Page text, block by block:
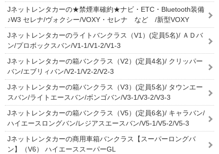
Jネットレンタカーの★禁煙車確約★ナビ・ETC・Bluetooth装備
♪W3 セレナ/ヴォクシー/VOXY・セレナ など /新型VOXY
Jネットレンタカーのライトバンクラス（V1）(定員5名)/ ＡＤバ
ン/プロボックスバン/V1-1/V1-2/V1-3
Jネットレンタカーの箱バンクラス（V2）(定員4名)/ クリッパー
バン/エブリィバン/V2-1/V2-2/V2-3
Jネットレンタカーの箱バンクラス（V3）(定員5名)/ タウンエー
スバン/ライトエースバン/ボンゴバン/V3-1/V3-2/V3-3
Jネットレンタカーの箱バンクラス（V5）(定員6名)/ キャラバン/
ハイエースロングバン/レジアスエースバン/V5-1/V5-2/V5-3
Jネットレンタカーの商用車箱バンクラス【スーパーロングバ
ン】（V6） ハイエーススーパーGL